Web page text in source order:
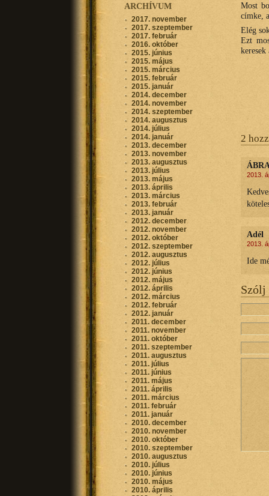
Most
címke,
Elég
Ezt
keresek
2
2013.
Adél
2013.
Ide
Szólj
ARCHÍVUM
2017. november
2017. szeptember
2017. február
2016. október
2015. június
2015. május
2015. március
2015. február
2015. január
2014. december
2014. november
2014. szeptember
2014. augusztus
2014. július
2014. január
2013. december
2013. november
2013. augusztus
2013. július
2013. május
2013. április
2013. március
2013. február
2013. január
2012. december
2012. november
2012. október
2012. szeptember
2012. augusztus
2012. július
2012. június
2012. május
2012. április
2012. március
2012. február
2012. január
2011. december
2011. november
2011. október
2011. szeptember
2011. augusztus
2011. július
2011. június
2011. május
2011. április
2011. március
2011. február
2011. január
2010. december
2010. november
2010. október
2010. szeptember
2010. augusztus
2010. július
2010. június
2010. május
2010. április